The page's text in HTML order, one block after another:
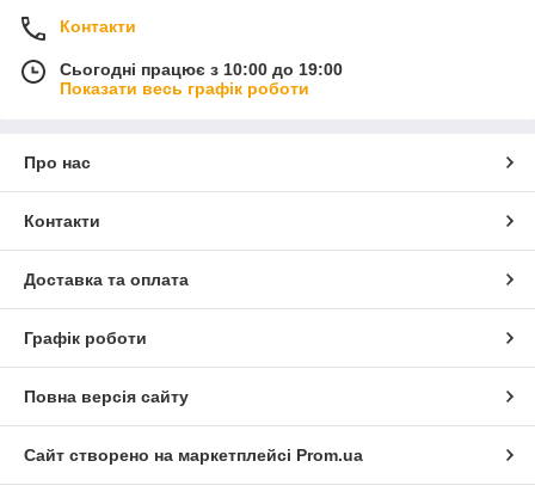
Контакти
Сьогодні працює з 10:00 до 19:00
Показати весь графік роботи
Про нас
Контакти
Доставка та оплата
Графік роботи
Повна версія сайту
Сайт створено на маркетплейсі Prom.ua